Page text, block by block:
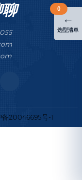
备20046695号-1
←
选型清单
0